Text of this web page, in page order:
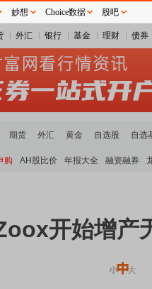
外汇 银行 基金 理财 债券
期货 外汇 黄金 自选股 自选
购 AH股比价 年报大全 融资融券
开始增产
妙想 Choice数据 股吧